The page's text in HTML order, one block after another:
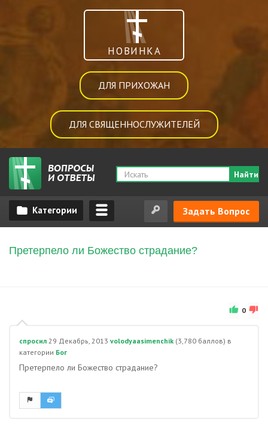
НОВИНКА
ДЛЯ ПРИХОЖАН
ДЛЯ СВЯЩЕННОСЛУЖИТЕЛЕЙ
Найти
Задать Вопрос
Пpетеpпело ли Божество страдание?
0
спросил 29 Декабрь, 2013 volodyaasimenchik (3,780 баллов) в
категории Бог
Пpетеpпело ли Божество страдание?